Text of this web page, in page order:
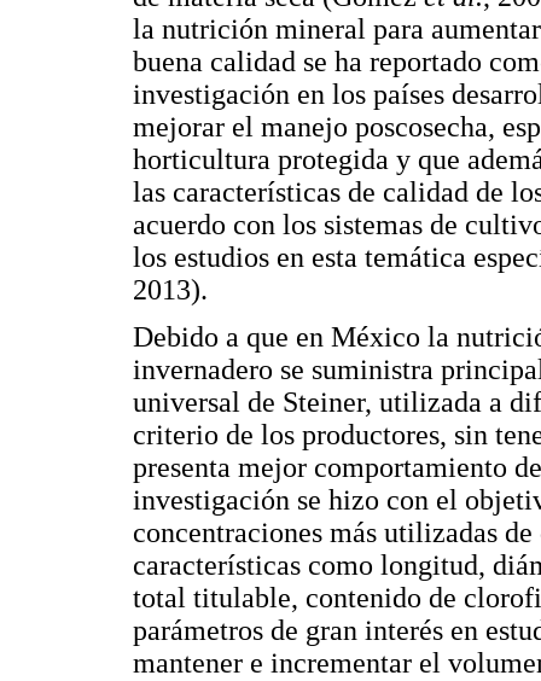
la nutrición mineral para
buena calidad se ha reportado
investigación en los países
mejorar el manejo poscosecha,
horticultura protegida y que
las características de calidad de
acuerdo con los sistemas de
los estudios en esta temática
2013).
Debido a que en México la
invernadero se suministra
universal de Steiner, utilizada a
criterio de los productores, sin
presenta mejor comportamiento
investigación se hizo con el
concentraciones más utilizadas
características como longitud,
total titulable, contenido de
parámetros de gran interés en
mantener e incrementar el